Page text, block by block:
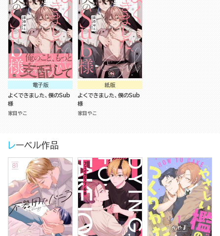
電子版
よくできました、僕のSub
様
家目やこ
紙版
よくできました、僕のSub
様
家目やこ
レーベル作品